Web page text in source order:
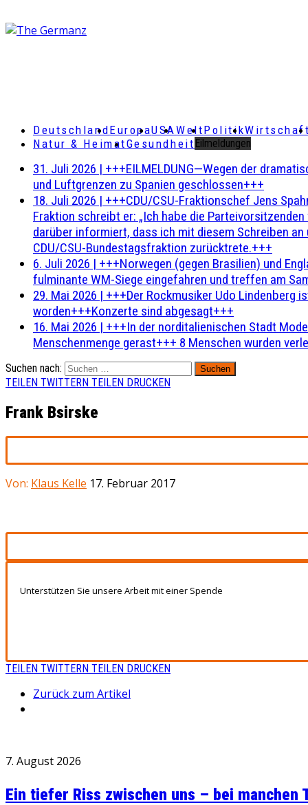
DeutschlandEuropaUSAWeltPolitikWirtschaft
Natur & HeimatGesundheit Eilmeldungen
31. Juli 2026 | +++EILMELDUNG—Wegen der
und Luftgrenzen zu Spanien geschlossen+++
18. Juli 2026 | +++CDU/CSU-Fraktionschef Jens
Fraktion schreibt er: „Ich habe die
darüber informiert, dass ich mit diesem Schreiben
CDU/CSU-Bundestagsfraktion zurücktrete.+++
6. Juli 2026 | +++Norwegen (gegen Brasilien) und
fulminante WM-Siege eingefahren und treffen am
29. Mai 2026 | +++Der Rockmusiker Udo Lindenberg
worden+++Konzerte sind abgesagt+++
16. Mai 2026 | +++In der norditalienischen Stadt
Menschenmenge gerast+++ 8 Menschen wurden
Suchen nach:
TEILEN TWITTERN TEILEN DRUCKEN
Frank Bsirske
Von: Klaus Kelle 17. Februar 2017
Unterstützen Sie unsere Arbeit mit einer Spende
TEILEN TWITTERN TEILEN DRUCKEN
Zurück zum Artikel
7. August 2026
Ein tiefer Riss zwischen uns – bei